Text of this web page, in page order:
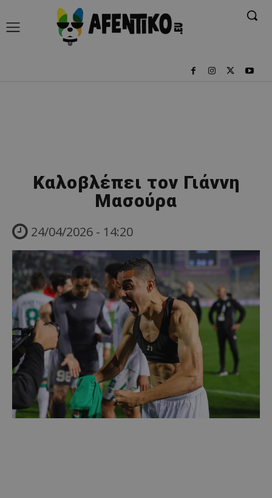
Καλοβλέπει τον Γιάννη
Μασούρα
24/04/2026 - 14:20